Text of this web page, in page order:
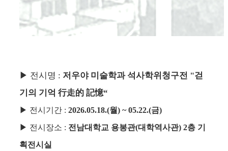
▶ 전시명 : 저우야 미술학과 석사학위청구전 "걷
기의 기억 行走的 記憶“
▶ 전시기간 : 2026.05.18.(월) ~ 05.22.(금)
▶ 전시장소 : 전남대학교 용봉관(대학역사관) 2층 기
획전시실